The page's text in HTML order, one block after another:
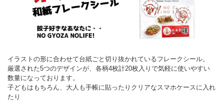
イラストの形に合わせて台紙ごと切り抜かれているフレークシール。
厳選された5つのデザインが、各柄4枚計20枚入りで気軽に使いやすい
数量になっております。
子どもはもちろん、大人も手帳に貼ったりクリアなスマホケースに入れ
たり